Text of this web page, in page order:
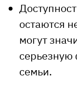
остаются
могут
серьезную
семьи.